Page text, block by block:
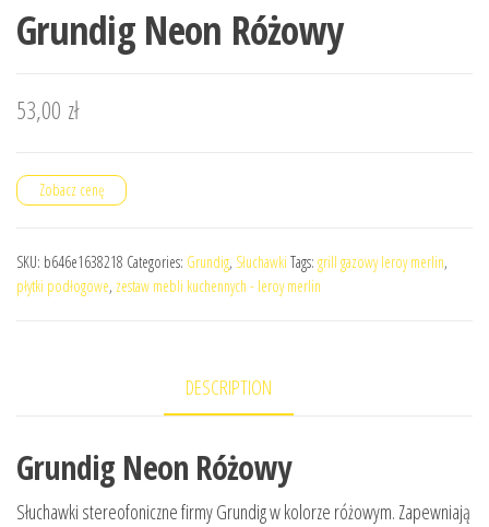
Grundig Neon Różowy
53,00 zł
Zobacz cenę
SKU: b646e1638218 Categories: Grundig, Słuchawki Tags: grill gazowy leroy merlin,
płytki podłogowe, zestaw mebli kuchennych - leroy merlin
DESCRIPTION
Grundig Neon Różowy
Słuchawki stereofoniczne firmy Grundig w kolorze różowym. Zapewniają